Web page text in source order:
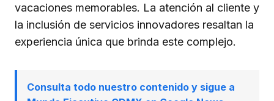
vacaciones memorables. La atención al cliente y
la inclusión de servicios innovadores resaltan la
experiencia única que brinda este complejo.
Consulta todo nuestro contenido y sigue a